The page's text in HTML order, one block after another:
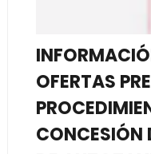
OFERTAS
CONCESIÓN